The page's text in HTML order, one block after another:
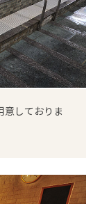
意しておりま